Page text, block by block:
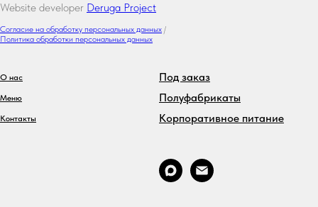
Website developer Deruga Project
Согласие на обработку персональных данных /
Политика обработки персональных данных
О нас
Меню
Контакты
Под заказ
Полуфабрикаты
Корпоративное питание